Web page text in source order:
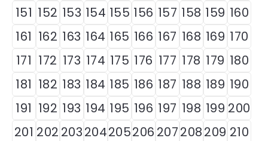
151 152 153 154 155 156 157 158 159 160
161 162 163 164 165 166 167 168 169 170
171 172 173 174 175 176 177 178 179 180
181 182 183 184 185 186 187 188 189 190
191 192 193 194 195 196 197 198 199 200
201 202 203204205206 207208209 210